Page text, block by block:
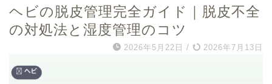
ヘビの脱皮管理完全ガイド｜脱皮不全
の対処法と湿度管理のコツ
2026年5月22日 / 2026年7月13日